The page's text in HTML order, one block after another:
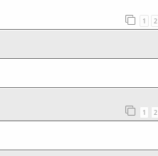
1 2
1 2